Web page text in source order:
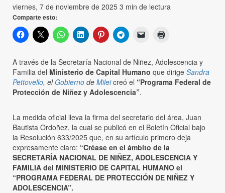
viernes, 7 de noviembre de 2025 3 min de lectura
Comparte esto:
A través de la Secretaría Nacional de Niñez, Adolescencia y
Familia del Ministerio de Capital Humano que dirige Sandra
Pettovello, el Gobierno de Mileicreó el “Programa Federal de
Protección de Niñez y Adolescencia”.
La medida oficial lleva la firma del secretario del área, Juan
Bautista Ordoñez, la cual se publicó en el Boletín Oficial bajo
la Resolución 633/2025 que, en su artículo primero deja
expresamente claro: “Créase en el ámbito de la
SECRETARÍA NACIONAL DE NIÑEZ, ADOLESCENCIA Y
FAMILIA del MINISTERIO DE CAPITAL HUMANO el
“PROGRAMA FEDERAL DE PROTECCIÓN DE NIÑEZ Y
ADOLESCENCIA”.